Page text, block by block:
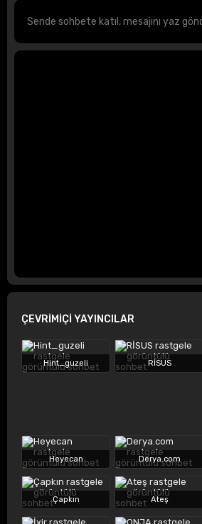
ÇEVRİMİÇİ YAYINCILAR
Hint_guzeli RİSUS
Heyecan Derya.com
Çapkın Ateş